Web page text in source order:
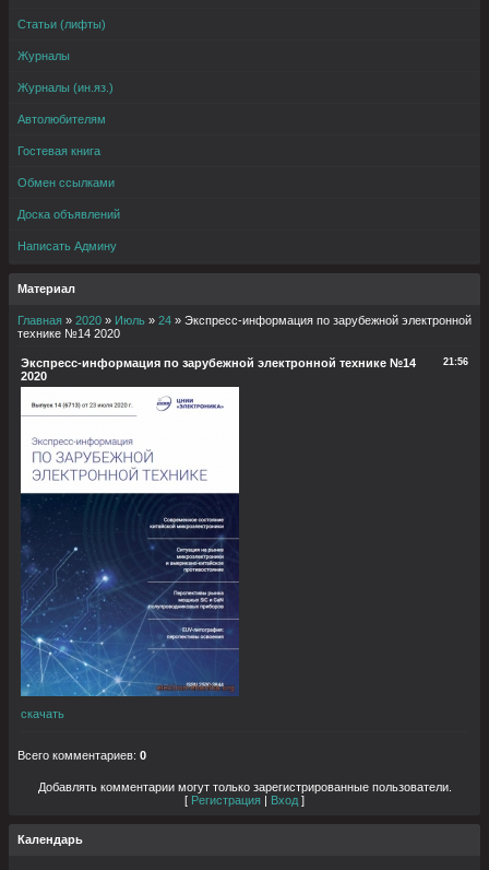
Статьи (лифты)
Журналы
Журналы (ин.яз.)
Автолюбителям
Гостевая книга
Обмен ссылками
Доска объявлений
Написать Админу
Материал
Главная » 2020 » Июль » 24 » Экспресс-информация по зарубежной электронной
технике №14 2020
21:56
Экспресс-информация по зарубежной электронной технике №14
2020
скачать
Всего комментариев: 0
Добавлять комментарии могут только зарегистрированные пользователи.
[ Регистрация | Вход ]
Календарь